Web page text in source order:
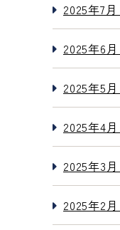
2025年7
2025年6
2025年5
2025年4
2025年3
2025年2